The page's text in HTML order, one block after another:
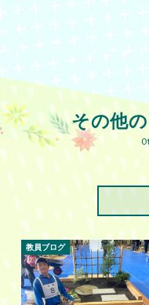
その他
教員ブログ